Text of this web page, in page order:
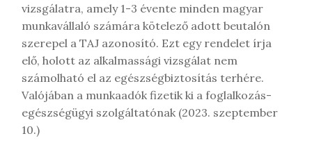
vizsgálatra, amely 1-3 évente minden magyar
munkavállaló számára kötelező adott beutalón
szerepel a TAJ azonosító. Ezt egy rendelet írja
elő, holott az alkalmassági vizsgálat nem
számolható el az egészségbiztosítás terhére.
Valójában a munkaadók fizetik ki a foglalkozás-
egészségügyi szolgáltatónak (2023. szeptember
10.)